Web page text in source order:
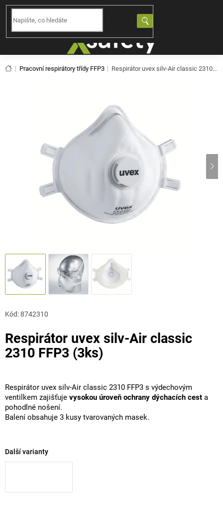
Přejít
obsah
Domů
Pracovní respirátory třídy FFP3 Respirátor uvex silv-Air classic 2310 FFP3 (3ks)
Respirátor uvex silv-Air classic
2310 FFP3 (3ks)
Kód:8742310
Respirátor uvex silv-Air classic 2310 FFP3 s výdechovým
ventilkem zajišťuje vysokou úroveň ochrany dýchacích cest a
pohodlné nošení.
Balení obsahuje 3 kusy tvarovaných masek.
Další varianty